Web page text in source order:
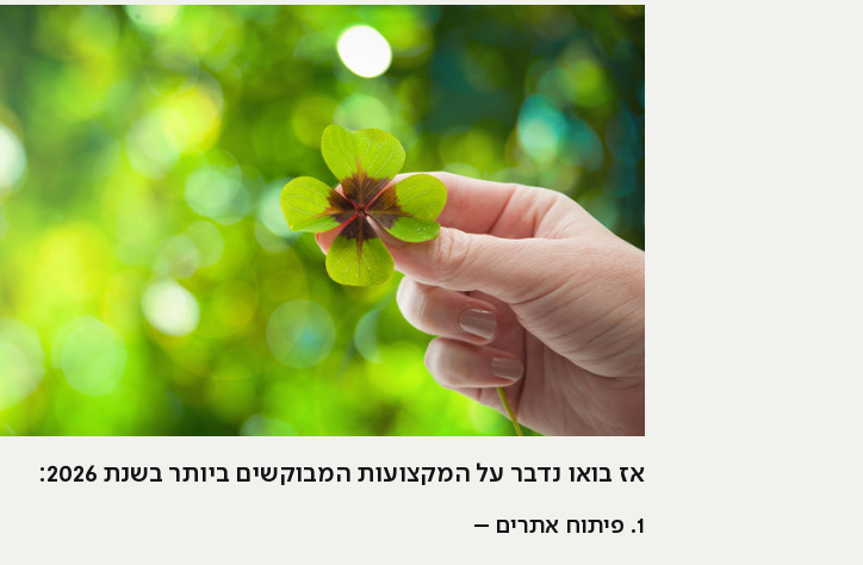
אז בואו נדבר על המקצועות המבוקשים ביותר בשנת 2026:
1. פיתוח אתרים –